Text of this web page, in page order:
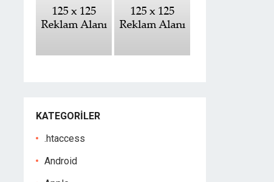
KATEGORILER
.htaccess
Android